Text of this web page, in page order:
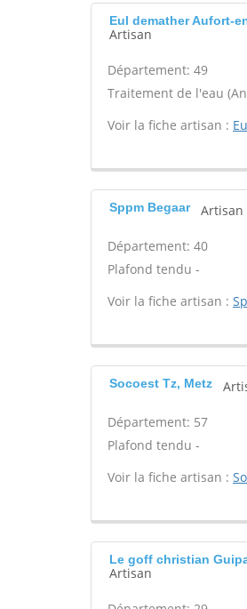
Eul demather Aufort-
Artisan
Département: 49
Traitement de l'eau
Voir la fiche artisan :
Sppm Begaar Artisan
Département: 40
Plafond tendu -
Voir la fiche artisan :
Socoest Tz, Metz
Département: 57
Plafond tendu -
Voir la fiche artisan :
Le goff christian
Artisan